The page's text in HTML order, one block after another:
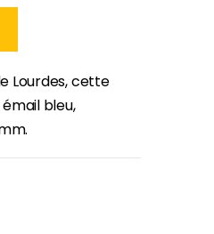
Lourdes, cette
bleu,